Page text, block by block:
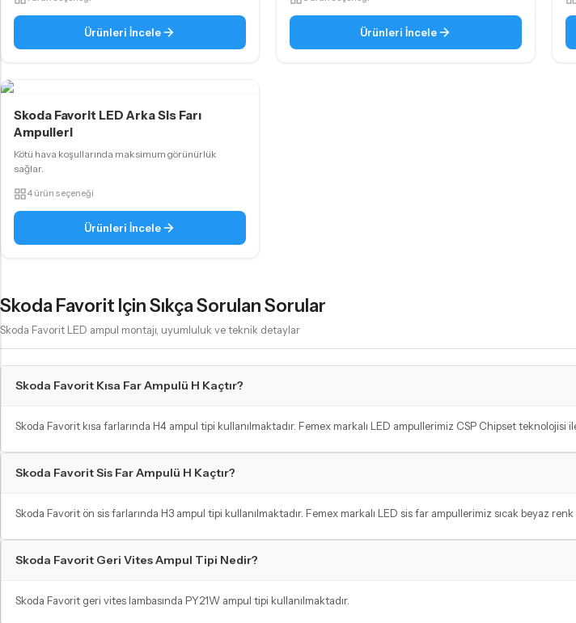
Ürünleri İncele Ürünleri İncele
Skoda Favorit LED Arka Sis Farı
Ampulleri
Kötü hava koşullarında maksimum görünürlük
sağlar.
4 ürün seçeneği
Ürünleri İncele
Skoda Favorit Için Sıkça Sorulan Sorular
Skoda Favorit LED ampul montajı, uyumluluk ve teknik detaylar
Skoda Favorit Kısa Far Ampulü H Kaçtır?
Skoda Favorit kısa farlarında H4 ampul tipi kullanılmaktadır. Femex markalı LED ampullerimiz CSP Chipset teknolojisi
Skoda Favorit Sis Far Ampulü H Kaçtır?
Skoda Favorit ön sis farlarında H3 ampul tipi kullanılmaktadır. Femex markalı LED sis far ampullerimiz sıcak beyaz
Skoda Favorit Geri Vites Ampul Tipi Nedir?
Skoda Favorit geri vites lambasında PY21W ampul tipi kullanılmaktadır.
D4S LED Ampul
D5S LED Ampul
KÜÇÜK AMPUL TIPLERI
T10 - W5W LED Ampul
T15 - W16W LED Ampul
T20 - W21W LED Ampul
P21W - PY21W Tip LED Ampul
P21/5W - 1157 Tip LED Ampul
PY24W LED Ampul
PW24W LED Ampul
C5W - C10W Sofit LED Ampul